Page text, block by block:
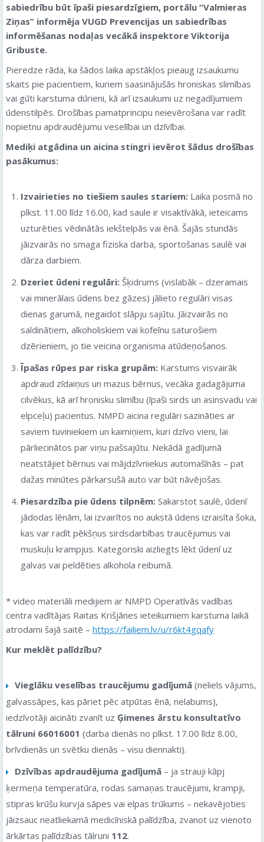
sabiedrību būt īpaši piesardzīgiem, portālu “Valmieras
Ziņas” informēja VUGD Prevencijas un sabiedrības
informēšanas nodaļas vecākā inspektore Viktorija
Gribuste.
Pieredze rāda, ka šādos laika apstākļos pieaug izsaukumu
skaits pie pacientiem, kuriem saasinājušās hroniskas slimības
vai gūti karstuma dūrieni, kā arī izsaukumi uz negadījumiem
ūdenstilpēs. Drošības pamatprincipu neievērošana var radīt
nopietnu apdraudējumu veselībai un dzīvībai.
Mediķi atgādina un aicina stingri ievērot šādus drošības
pasākumus:
Izvairieties no tiešiem saules stariem: Laika posmā no
plkst. 11.00 līdz 16.00, kad saule ir visaktīvākā, ieteicams
uzturēties vēdinātās iekštelpās vai ēnā. Šajās stundās
jāizvairās no smaga fiziska darba, sportošanas saulē vai
dārza darbiem.
Dzeriet ūdeni regulāri: Šķidrums (vislabāk – dzeramais
vai minerālais ūdens bez gāzes) jālieto regulāri visas
dienas garumā, negaidot slāpju sajūtu. Jāizvairās no
saldinātiem, alkoholiskiem vai kofeīnu saturošiem
dzērieniem, jo tie veicina organisma atūdeņošanos.
Īpašas rūpes par riska grupām: Karstums visvairāk
apdraud zīdaiņus un mazus bērnus, vecāka gadagājuma
cilvēkus, kā arī hronisku slimību (īpaši sirds un asinsvadu vai
elpceļu) pacientus. NMPD aicina regulāri sazināties ar
saviem tuviniekiem un kaimiņiem, kuri dzīvo vieni, lai
pārliecinātos par viņu pašsajūtu. Nekādā gadījumā
neatstājiet bērnus vai mājdzīvniekus automašīnās – pat
dažas minūtes pārkarsušā auto var būt nāvējošas.
Piesardzība pie ūdens tilpnēm: Sakarstot saulē, ūdenī
jādodas lēnām, lai izvairītos no aukstā ūdens izraisīta šoka,
kas var radīt pēkšņus sirdsdarbības traucējumus vai
muskuļu krampjus. Kategoriski aizliegts lēkt ūdenī uz
galvas vai peldēties alkohola reibumā.
* video materiāli medijiem ar NMPD Operatīvās vadības
centra vadītājas Raitas Krišjānes ieteikumiem karstuma laikā
atrodami šajā saitē – https://failiem.lv/u/r6kt4gqafy
Kur meklēt palīdzību?
Vieglāku veselības traucējumu gadījumā (neliels vājums,
galvassāpes, kas pāriet pēc atpūtas ēnā, nelabums),
iedzīvotāji aicināti zvanīt uz Ģimenes ārstu konsultatīvo
tālruni 66016001 (darba dienās no plkst. 17.00 līdz 8.00,
brīvdienās un svētku dienās – visu diennakti).
Dzīvības apdraudējuma gadījumā – ja strauji kāpj
ķermeņa temperatūra, rodas samaņas traucējumi, krampji,
stipras krūšu kurvja sāpes vai elpas trūkums – nekavējoties
jāizsauc neatliekamā medicīniskā palīdzība, zvanot uz vienoto
ārkārtas palīdzības tālruni 112.